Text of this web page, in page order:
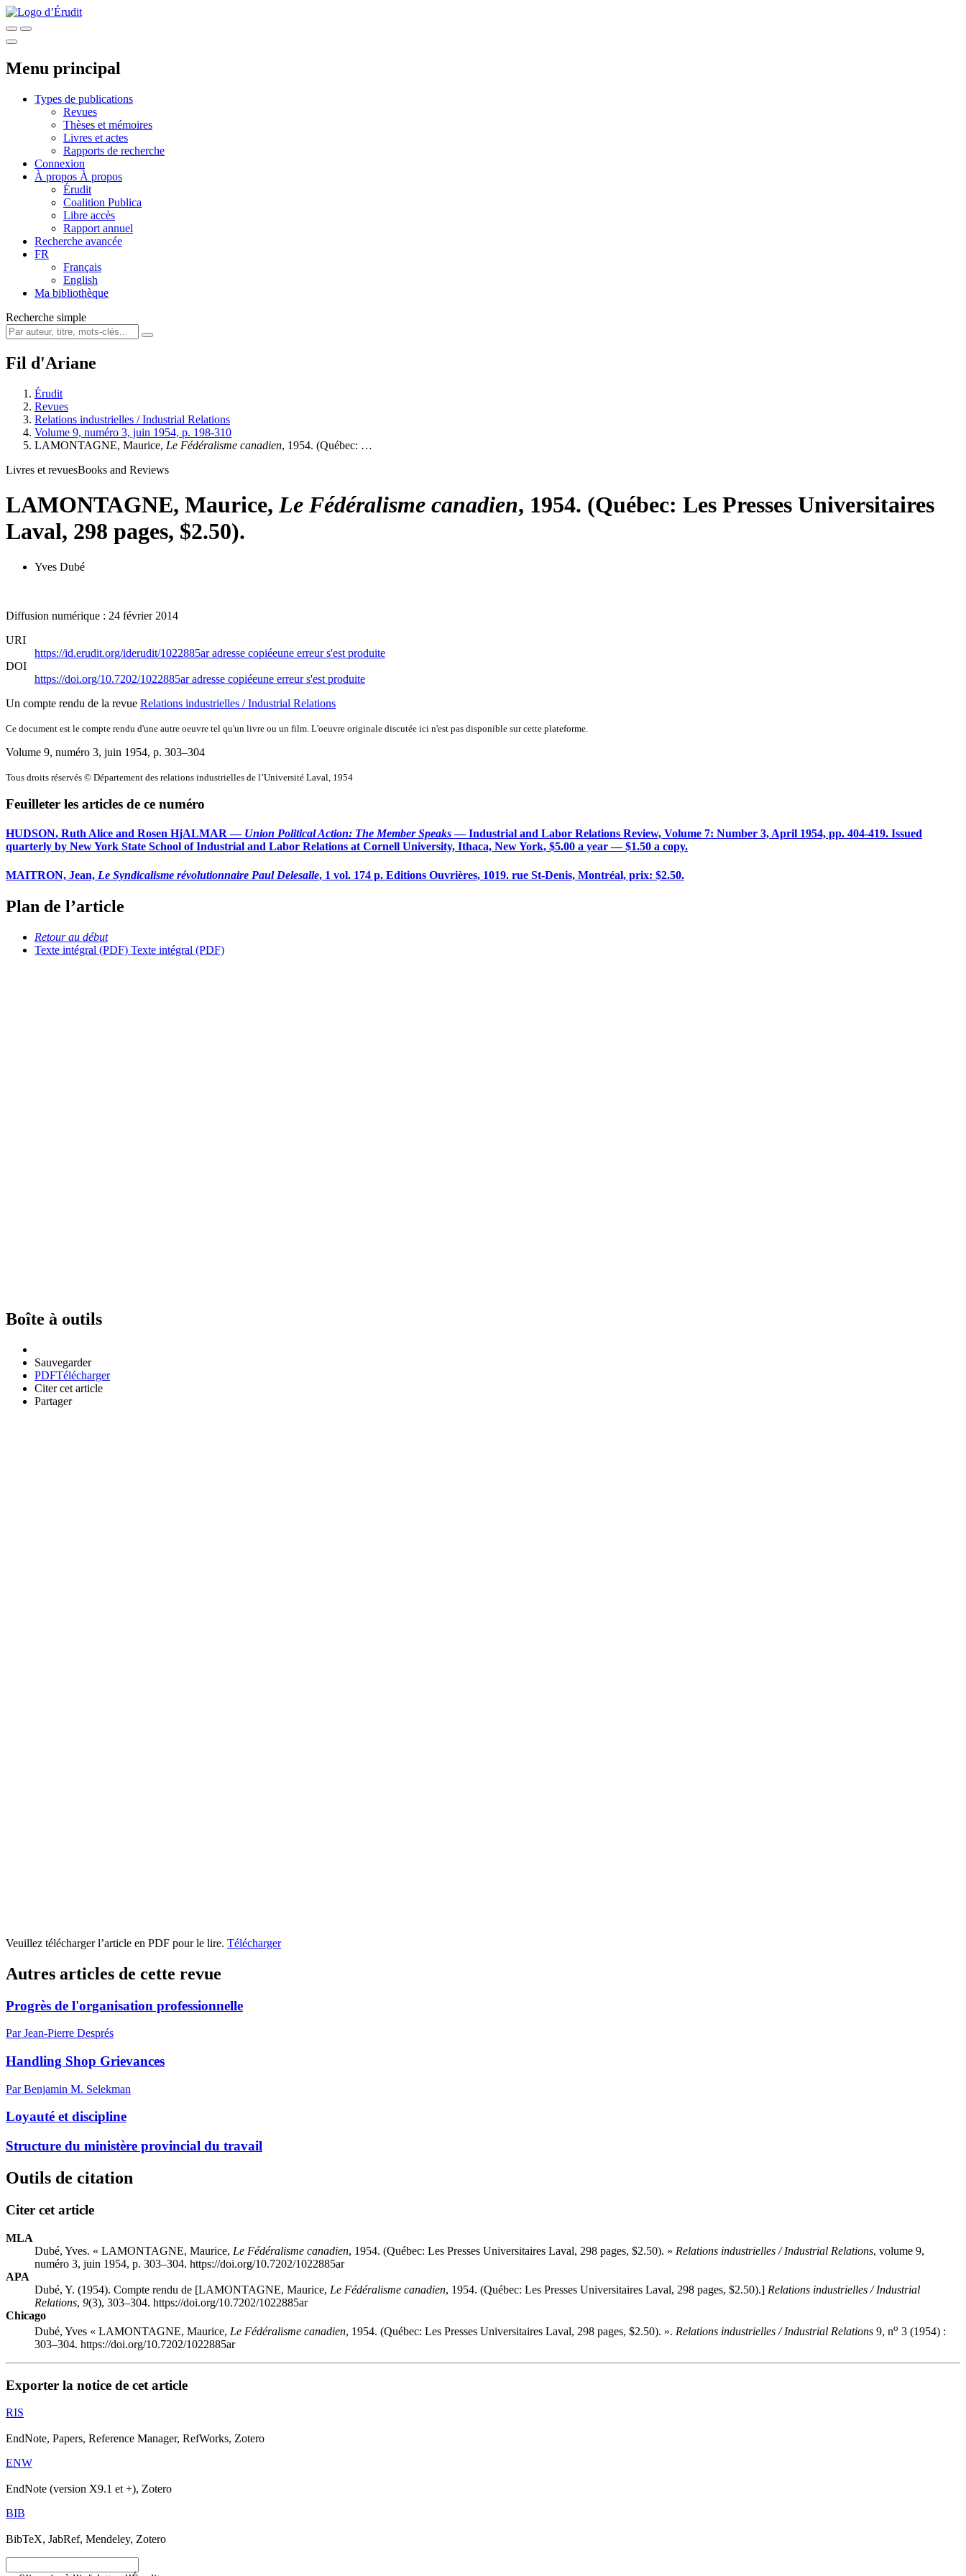
Menu principal
Types de publications
Revues
Thèses et mémoires
Livres et actes
Rapports de recherche
Connexion
À propos À propos
Érudit
Coalition Publica
Libre accès
Rapport annuel
Recherche avancée
FR
Français
English
Ma bibliothèque
Recherche simple
Fil d'Ariane
Érudit
Revues
Relations industrielles / Industrial Relations
Volume 9, numéro 3, juin 1954, p. 198-310
LAMONTAGNE, Maurice, Le Fédéralisme canadien, 1954. (Québec: …
Livres et revuesBooks and Reviews
LAMONTAGNE, Maurice, Le Fédéralisme canadien, 1954. (Québec: Les Presses Universitaires
Laval, 298 pages, $2.50).
Yves Dubé
Diffusion numérique : 24 février 2014
URI
https://id.erudit.org/iderudit/1022885aradresse copiéeune erreur s'est produite
DOI
https://doi.org/10.7202/1022885aradresse copiéeune erreur s'est produite
Un compte rendu de la revue Relations industrielles / Industrial Relations
Ce document est le compte rendu d'une autre oeuvre tel qu'un livre ou un film. L'oeuvre originale discutée ici n'est pas disponible sur cette plateforme.
Volume 9, numéro 3, juin 1954, p. 303–304
Tous droits réservés © Département des relations industrielles de l’Université Laval, 1954
Feuilleter les articles de ce numéro
HUDSON, Ruth Alice and Rosen HjALMAR— Union Political Action: The Member Speaks— Industrial and Labor Relations Review, Volume 7: Number 3, April 1954, pp. 404-419. Issued
quarterly by New York State School of Industrial and Labor Relations at Cornell University, Ithaca, New York, $5.00 a year — $1.50 a copy.
MAITRON, Jean, Le Syndicalisme révolutionnaire Paul Delesalle, 1 vol. 174 p. Editions Ouvrières, 1019. rue St-Denis, Montréal, prix: $2.50.
Plan de l’article
Retour au début
Texte intégral (PDF) Texte intégral (PDF)
Boîte à outils
Sauvegarder
PDFTélécharger
Citer cet article
Partager
Veuillez télécharger l’article en PDF pour le lire. Télécharger
Autres articles de cette revue
Progrès de l'organisation professionnelle
Par Jean-Pierre Després
Handling Shop Grievances
Par Benjamin M. Selekman
Loyauté et discipline
Structure du ministère provincial du travail
Outils de citation
Citer cet article
MLA
Dubé, Yves. « LAMONTAGNE, Maurice, Le Fédéralisme canadien, 1954. (Québec: Les Presses Universitaires Laval, 298 pages, $2.50). » Relations industrielles / Industrial Relations, volume 9,
numéro 3, juin 1954, p. 303–304. https://doi.org/10.7202/1022885ar
APA
Dubé, Y. (1954). Compte rendu de [LAMONTAGNE, Maurice, Le Fédéralisme canadien, 1954. (Québec: Les Presses Universitaires Laval, 298 pages, $2.50).] Relations industrielles / Industrial
Relations, 9(3), 303–304. https://doi.org/10.7202/1022885ar
Chicago
Dubé, Yves « LAMONTAGNE, Maurice, Le Fédéralisme canadien, 1954. (Québec: Les Presses Universitaires Laval, 298 pages, $2.50). ». Relations industrielles / Industrial Relations 9, no 3 (1954) :
303–304. https://doi.org/10.7202/1022885ar
Exporter la notice de cet article
RIS
EndNote, Papers, Reference Manager, RefWorks, Zotero
ENW
EndNote (version X9.1 et +), Zotero
BIB
BibTeX, JabRef, Mendeley, Zotero